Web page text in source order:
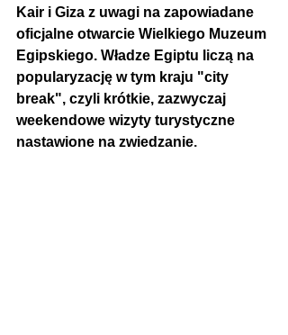
Kair i Giza z uwagi na zapowiadane
oficjalne otwarcie Wielkiego Muzeum
Egipskiego. Władze Egiptu liczą na
popularyzację w tym kraju "city
break", czyli krótkie, zazwyczaj
weekendowe wizyty turystyczne
nastawione na zwiedzanie.